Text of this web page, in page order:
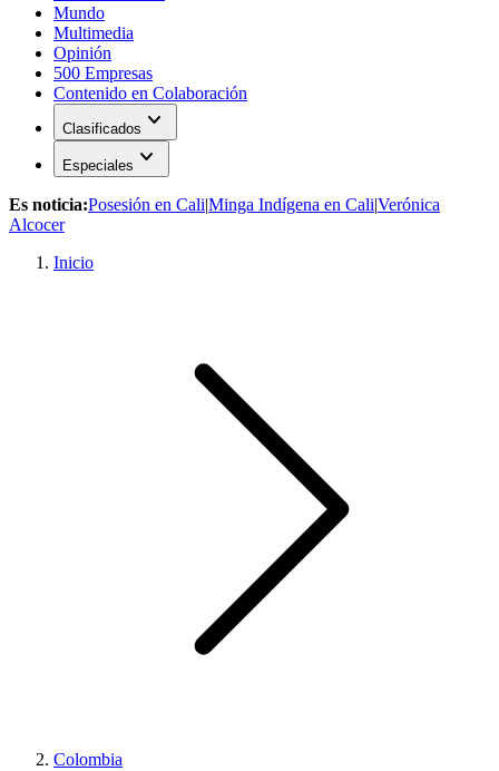
Mundo
Multimedia
Opinión
500 Empresas
Contenido en Colaboración
Clasificados expand_more
Especiales expand_more
Es noticia:Posesión en Cali|Minga Indígena en Cali|Verónica
Alcocer
Inicio
Colombia